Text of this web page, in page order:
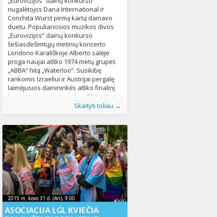
nugalėtojos Dana International ir
Conchita Wurst pirmą kartą dainavo
duetu. Populiariosios muzikos divos
„Eurovizijos“ dainų konkurso
šešiasdešimtųjų metinių koncerto
Londono Karališkoje Alberto salėje
proga naujai atliko 1974 metų grupės
„ABBA“ hitą „Waterloo“. Susikibę
rankomis Izraeliui ir Austrijai pergalę
laimėjusios dainininkės atliko finalinį
koncerto numerį. Izraelio atlikėja Dana
International išgarsėjo, kai atlikusi
dainą
Skaityti toliau →
Publikavo:Aliona, LGL
Kategorijos:Kultūra,LGBT pasaulyje,LGL,
Lietuvoje,Naujienos,Pasaulyje,Žmogaus
Žymos:diskriminacija,įvairovė,lytinė
tapatybė,socialinis dialogas,tolerancija,
bendruomenė,Žmogaus teisės,žmogaus
teisių švietimas1165
2015 m. kovo 31 d. (An), 9:00
2023-10-16T22:18:17+00:00
2015 m. kovo 31 d. (An), 9:00
2023-10-
16T22:18:17+00:00
ASOCIACIJA LGL KVIEČIA